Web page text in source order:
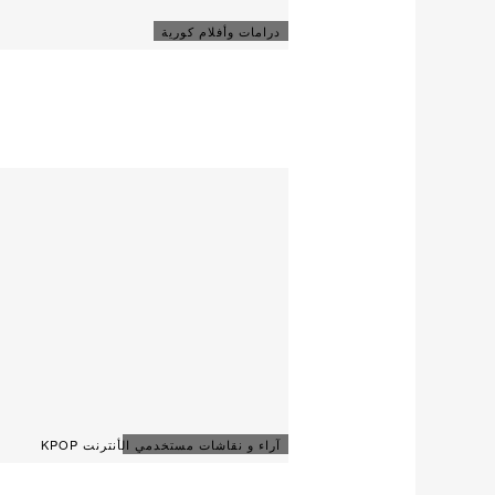
درامات وأفلام كورية
آراء و نقاشات مستخدمي الأنترنت KPOP